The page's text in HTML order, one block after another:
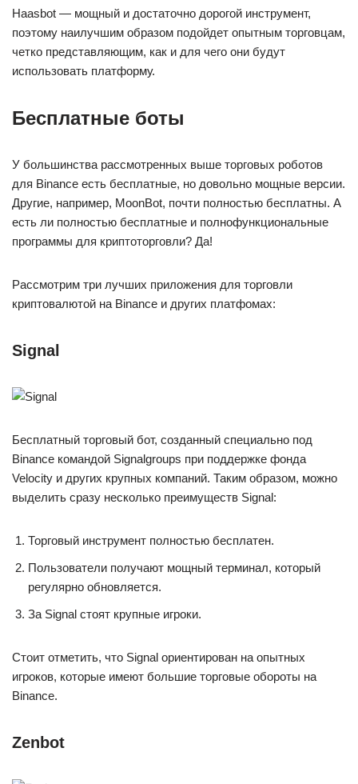
Haasbot — мощный и достаточно дорогой инструмент,
поэтому наилучшим образом подойдет опытным торговцам,
четко представляющим, как и для чего они будут
использовать платформу.
Бесплатные боты
У большинства рассмотренных выше торговых роботов
для Binance есть бесплатные, но довольно мощные версии.
Другие, например, MoonBot, почти полностью бесплатны. А
есть ли полностью бесплатные и полнофункциональные
программы для криптоторговли? Да!
Рассмотрим три лучших приложения для торговли
криптовалютой на Binance и других платфомах:
Signal
Бесплатный торговый бот, созданный специально под
Binance командой Signalgroups при поддержке фонда
Velocity и других крупных компаний. Таким образом, можно
выделить сразу несколько преимуществ Signal:
Торговый инструмент полностью бесплатен.
Пользователи получают мощный терминал, который
регулярно обновляется.
За Signal стоят крупные игроки.
Стоит отметить, что Signal ориентирован на опытных
игроков, которые имеют большие торговые обороты на
Binance.
Zenbot